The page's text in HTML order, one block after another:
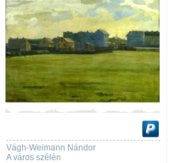
Vágh-Weimann Nándor
A város szélén